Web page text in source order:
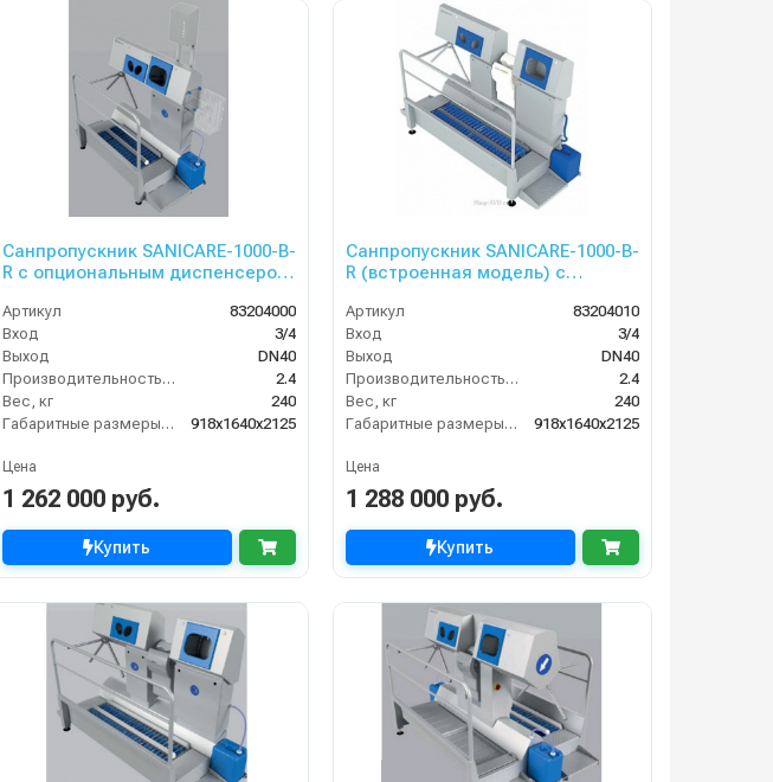
Санпропускник SANICARE-1000-B-
R с опциональным диспенсером
Артикул
83204000
Вход
3/4
Выход
DN40
Производительность (л/мин)
2.4
Вес, кг
240
Габаритные размеры, мм
918x1640x2125
Цена
1 262 000 руб.
Купить
Санпропускник SANICARE-1000-B-
R (встроенная модель) с
бумаги и корзиной.
Артикул
83204010
Вход
3/4
Выход
DN40
Производительность (л/мин)
2.4
Вес, кг
240
Габаритные размеры, мм
918x1640x2125
Цена
1 288 000 руб.
Купить